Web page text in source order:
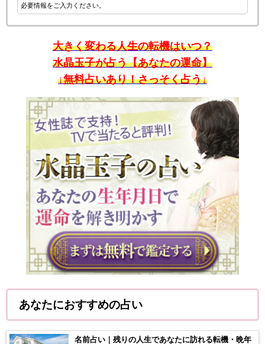
必要情報をご入力ください。
大きく変わる人生の転機はいつ？
水晶玉子が占う【あなたの運命】
↓無料占いあり！さっそく占う↓
あなたにおすすめの占い
名前占い｜残りの人生であなたに訪れる転機・晩年